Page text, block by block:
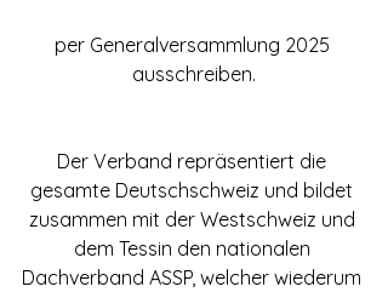
per Generalversammlung 2025
ausschreiben.
Der Verband repräsentiert die
gesamte Deutschschweiz und bildet
zusammen mit der Westschweiz und
dem Tessin den nationalen
Dachverband ASSP, welcher wiederum